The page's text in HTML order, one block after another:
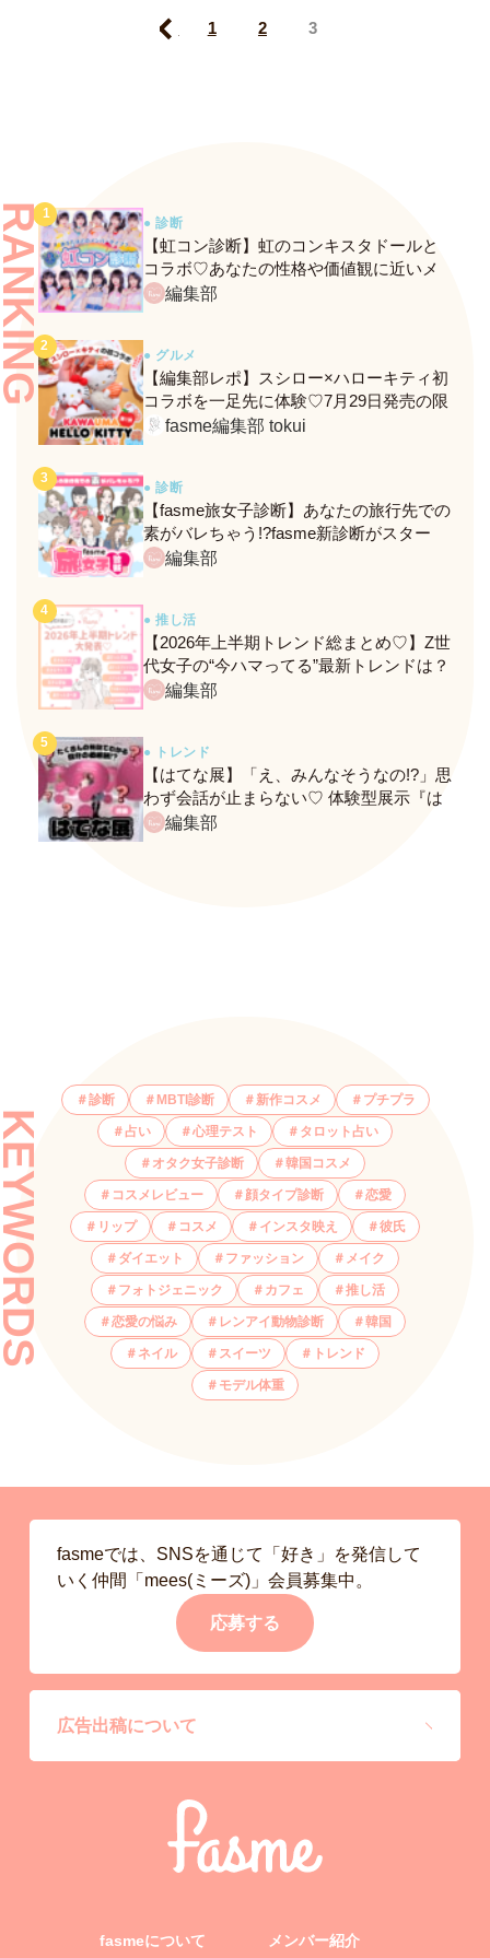
Prev1 2 3
● 診断
【虹コン診断】虹のコンキスタドールと
コラボ♡あなたの性格や価値観に近いメ
ンバーがわかる、fasmeの新診断がスター
編集部
● グルメ
【編集部レポ】スシロー×ハローキティ初
コラボを一足先に体験♡7月29日発売の限
定メニュー＆グッズをレポ！
fasme編集部 tokui
● 診断
【fasme旅女子診断】あなたの旅行先での
素がバレちゃう!?fasme新診断がスター
ト！編集部
● 推し活
【2026年上半期トレンド総まとめ♡】Z世
代女子の“今ハマってる”最新トレンドは？
ネクストバズ予報もチェック♪
編集部
● トレンド
【はてな展】「え、みんなそうなの!?」思
わず会話が止まらない♡ 体験型展示『は
てな展』に行ってきたレポ
編集部
診断 MBTI診断 新作コスメ プチプラ
占い 心理テスト タロット占い
オタク女子診断 韓国コスメ
コスメレビュー 顔タイプ診断 恋愛
リップ コスメ インスタ映え 彼氏
ダイエット ファッション メイク
フォトジェニック カフェ 推し活
恋愛の悩み レンアイ動物診断 韓国
ネイル スイーツ トレンド
モデル体重
fasmeでは、SNSを通じて「好き」を発信して
いく仲間「mees(ミーズ)」会員募集中。
応募する
広告出稿について
fasmeについて メンバー紹介